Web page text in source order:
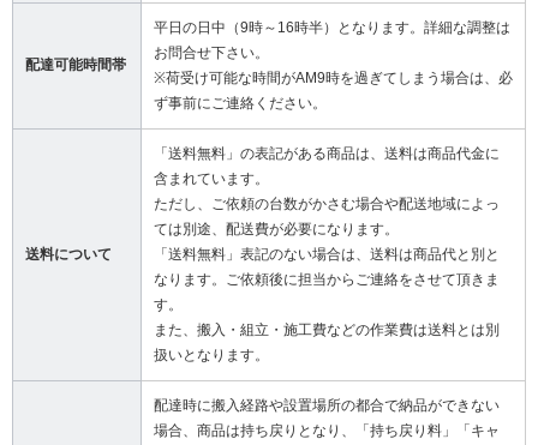
配達可能時間帯
平日の日中（9時～16時半）となります。詳細な調整は
お問合せ下さい。
※荷受け可能な時間がAM9時を過ぎてしまう場合は、必
ず事前にご連絡ください。
送料について
「送料無料」の表記がある商品は、送料は商品代金に
含まれています。
ただし、ご依頼の台数がかさむ場合や配送地域によっ
ては別途、配送費が必要になります。
「送料無料」表記のない場合は、送料は商品代と別と
なります。ご依頼後に担当からご連絡をさせて頂きま
す。
また、搬入・組立・施工費などの作業費は送料とは別
扱いとなります。
配達時に搬入経路や設置場所の都合で納品ができない
場合、商品は持ち戻りとなり、「持ち戻り料」「キャ